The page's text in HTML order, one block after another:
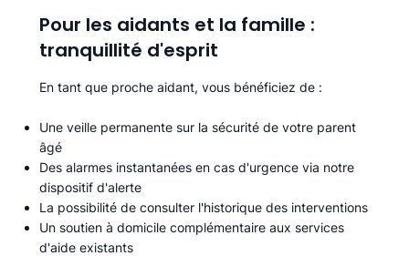
Pour les aidants et la famille :
tranquillité d'esprit
En tant que proche aidant, vous bénéficiez de :
Une veille permanente sur la sécurité de votre parent
âgé
Des alarmes instantanées en cas d'urgence via notre
dispositif d'alerte
La possibilité de consulter l'historique des interventions
Un soutien à domicile complémentaire aux services
d'aide existants